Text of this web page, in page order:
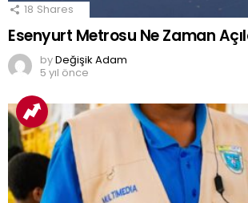
18 Shares
Esenyurt Metrosu Ne Zaman
byDeğişik Adam
5 yıl önce